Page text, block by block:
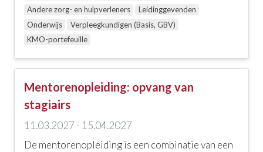
Andere zorg- en hulpverleners
Leidinggevenden
Onderwijs
Verpleegkundigen (Basis, GBV)
KMO-portefeuille
Mentorenopleiding: opvang van
stagiairs
11.03.2027 - 15.04.2027
De mentorenopleiding is een combinatie van een